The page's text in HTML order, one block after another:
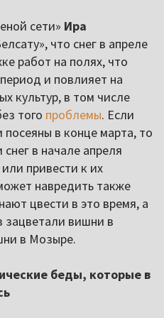
сети» Ира
что снег в апреле
работ на полях, что
и повлияет на
культур, в том числе
того проблемы. Если
в конце марта, то
в начале апреля
привести к их
навредить также
цвести в это время, а
зацветали вишни в
в Мозыре.
беды, которые в